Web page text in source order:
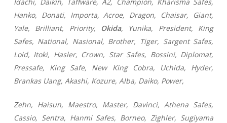
Hanko, Donati, Importa, Acroe, Dragon, Chaisar, Giant,
Yale, Brilliant, Priority,
Okida, Yunika, President, King
Safes, National, Nasional, Brother, Tiger, Sargent Safes,
Loid, Itoki, Hasler, Crown, Star Safes, Bossini, Diplomat,
Pressafe, King Safe, New King Cobra, Uchida, Hyder,
Brankas Uang, Akashi, Kozure, Alba, Daiko, Power,
Zehn, Haisun, Maestro, Master, Davinci, Athena Safes,
Cassio, Sentra, Hanmi Safes, Borneo, Zighler, Sugiyama